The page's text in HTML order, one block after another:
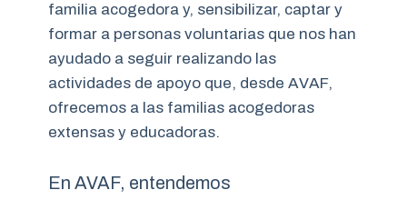
familia acogedora y, sensibilizar, captar y
formar a personas voluntarias que nos han
ayudado a seguir realizando las
actividades de apoyo que, desde AVAF,
ofrecemos a las familias acogedoras
extensas y educadoras.
En AVAF, entendemos